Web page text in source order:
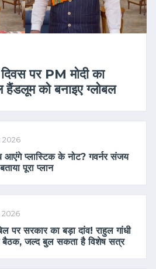
पर PM मोदी का
को बनाइए ग्लोबल
2026
आएंगे प्लास्टिक के नोट? गवर्नर संजय
पूरा प्लान
2026
पर सरकार का बड़ा दांव! राहुल गांधी
जल्द बुल सकता है विशेष सत्र